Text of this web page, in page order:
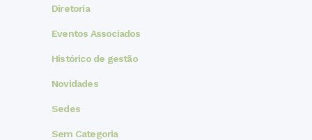
Diretoria
Eventos Associados
Histórico de gestão
Novidades
Sedes
Sem Categoria